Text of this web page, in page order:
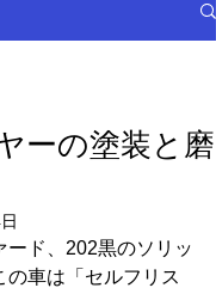
ーの塗装と磨
ード、202黒のソリッ
の車は「セルフリス